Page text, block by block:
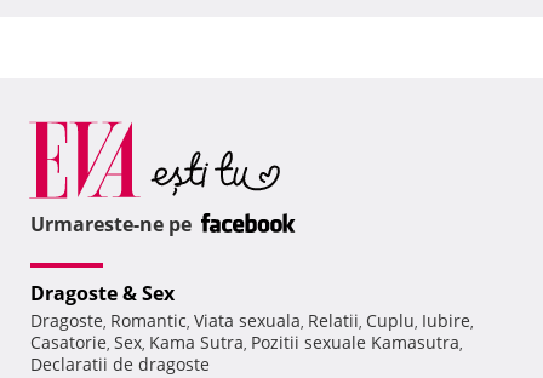
Urmareste-ne pe
Dragoste & Sex
Dragoste, Romantic, Viata sexuala, Relatii, Cuplu, Iubire,
Casatorie, Sex, Kama Sutra, Pozitii sexuale Kamasutra,
Declaratii de dragoste